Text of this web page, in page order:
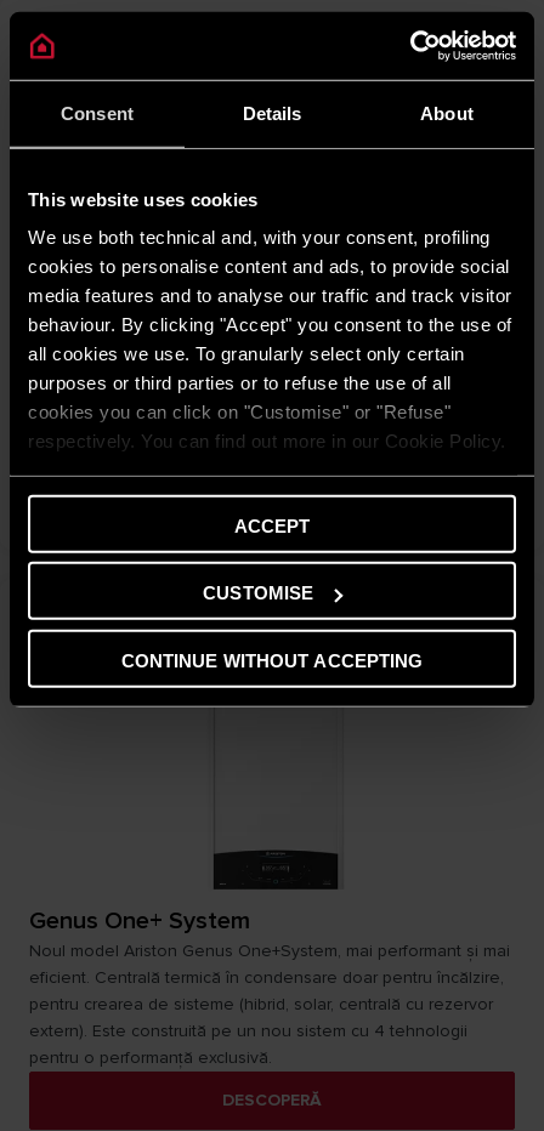
Consent Details About
This website uses cookies
We use both technical and, with your consent, profiling
cookies to personalise content and ads, to provide social
media features and to analyse our traffic and track visitor
behaviour. By clicking "Accept" you consent to the use of
all cookies we use. To granularly select only certain
purposes or third parties or to refuse the use of all
cookies you can click on "Customise" or "Refuse"
respectively. You can find out more in our Cookie Policy.
ACCEPT
CUSTOMISE
CONTINUE WITHOUT ACCEPTING
Cares Premium
Echilibrul perfect între confort și eficiență datorită tehnologiei
de condensare de înaltă eficiență. Centrala Ariston Cares
Premium 24/30 kW își ajustează puterea pentru a menține
temperatura casei la nivelul dorit.
DESCOPERĂ
Genus One+ System
Noul model Ariston Genus One+System, mai performant și mai
eficient. Centrală termică în condensare doar pentru încălzire,
pentru crearea de sisteme (hibrid, solar, centrală cu rezervor
extern). Este construită pe un nou sistem cu 4 tehnologii
pentru o performanță exclusivă.
DESCOPERĂ